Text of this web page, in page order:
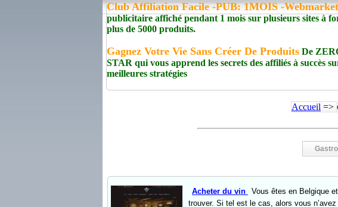
Club Affiliation Facile -PUB: 1MOIS -
publicitaire affiché pendant 1 mois sur plusieurs sites à
plus de 5000 produits.
Gagnez Votre Vie Sans Créer De Produits De
STAR qui vous apprend les secrets des affiliés à succès
meilleures stratégies
Accueil =>
Acheter du vin
Vous êtes en Belgique
trouver. Si tel est le cas, alors vous